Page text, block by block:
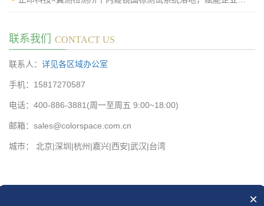
联系我们 CONTACT US
联系人： 详见各区域办公室
手机：15817270587
电话：400-886-3881(周一至周五 9:00~18:00)
邮箱：sales@colorspace.com.cn
城市： 北京|深圳|杭州|嘉兴|西安|武汉|台湾
×